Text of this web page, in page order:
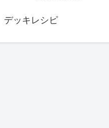
デッキレシピ